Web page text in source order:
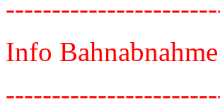
Info